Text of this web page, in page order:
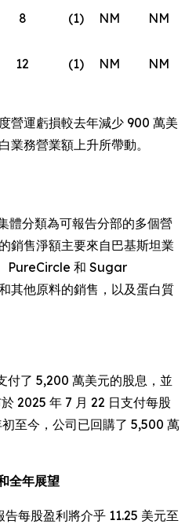
8 (1) NM
NM
12 (1) NM NM
營運虧損較去年減少 900 萬美
業務營業額上升所帶動。
體分類為可報告分部的多個營
銷售淨額主要來自巴基斯坦業
PureCircle 和 Sugar
其他原料的銷售，以及蛋白質
付了 5,200 萬美元的股息，並
2025 年 7 月 22 日支付每股
至今，公司已回購了 5,500 萬
全年展望
每股盈利將介乎 11.25 美元至